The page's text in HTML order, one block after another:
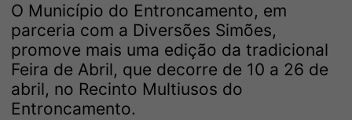
O Município do Entroncamento, em
parceria com a Diversões Simões,
promove mais uma edição da tradicional
Feira de Abril, que decorre de 10 a 26 de
abril, no Recinto Multiusos do
Entroncamento.